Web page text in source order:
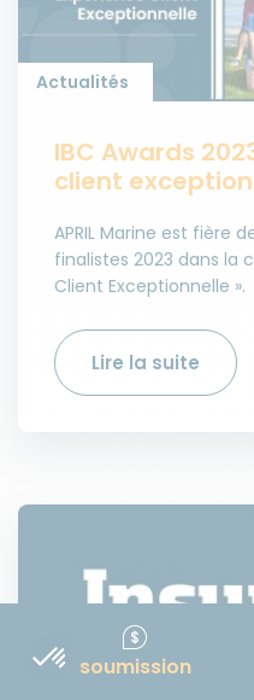
Actualités
IBC Awards
client
APRIL Marine est fière
finalistes 2023 dans la
Client Exceptionnelle ».
Lire la suite
soumission